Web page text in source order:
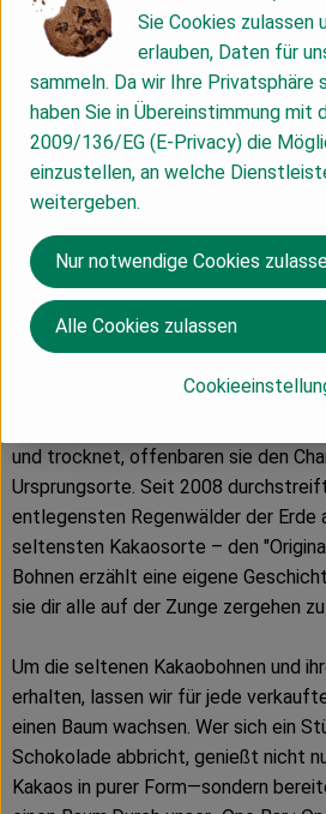
Original Beans B.V.
NL 1092 AD Amsterdam
Bei Original Beans verfolgen wir die
Geschmack fu?r Naturschutz zu
dass die Verwendung der seltensten
ein wirksamer Weg ist, um die
Schokoladenkonsum, Essen und
Unternehmen zeigen wir wie es
was wir konsumieren. Aber
Natur in ihrer ganzen Seltenheit
Umgebung auf. Seine Samen – die
und trocknet, offenbaren sie den
Ursprungsorte. Seit 2008
entlegensten Regenwälder der Erde
seltensten Kakaosorte – den
Bohnen erzählt eine eigene
sie dir alle auf der Zunge zergehen
Um die seltenen Kakaobohnen und
erhalten, lassen wir für jede
einen Baum wachsen. Wer sich ein
Schokolade abbricht, genießt nicht
Kakaos in purer Form—sondern
Sie Cookies zulassen
erlauben, Daten für
sammeln. Da wir Ihre Privatsphäre
haben Sie in Übereinstimmung mit
2009/136/EG (E-Privacy) die
einzustellen, an welche
weitergeben.
Nur notwendige Cookies
Alle Cookies zulassen